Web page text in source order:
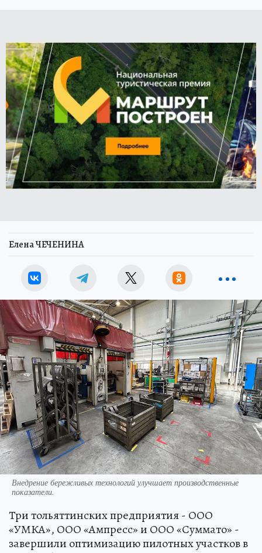
Елена ЧЕЧЕНИНА
Внедрение бережливых технологий улучшает производственные
показатели.
Три тольяттинских предприятия - ООО
«УМКА», ООО «Ампресс» и ООО «Суммато» -
завершили оптимизацию пилотных участков в